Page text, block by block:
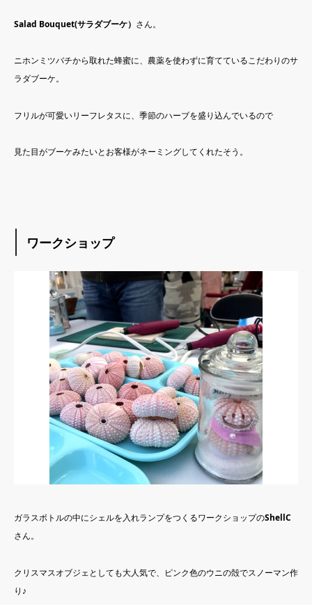
Salad Bouquet(サラダブーケ） さん。
ニホンミツバチから取れた蜂蜜に、農薬を使わずに育てているこだわりのサ
ラダブーケ。
フリルが可愛いリーフレタスに、季節のハーブを盛り込んでいるので
見た目がブーケみたいとお客様がネーミングしてくれたそう。
ワークショップ
ガラスボトルの中にシェルを入れランプをつくるワークショップのShellC
さん。
クリスマスオブジェとしても大人気で、ピンク色のウニの殻でスノーマン作
り♪